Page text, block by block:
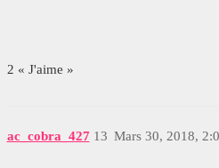
2 « J'aime »
ac_cobra_427 Mars 30, 2018,
13